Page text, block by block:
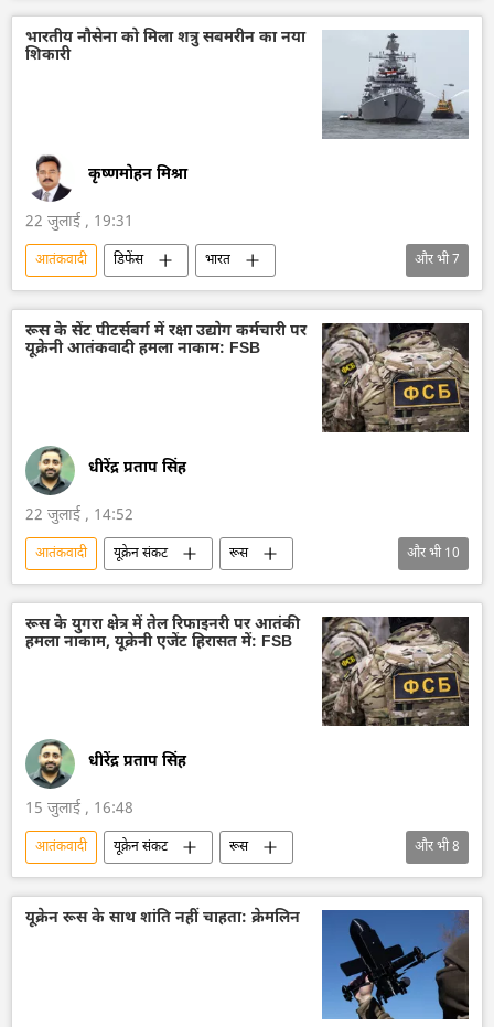
यूक्रेन
ड्रोन हमला
इंडोनेशिया
द्विपक्षीय रिश्ते
भारतीय नौसेना को मिला शत्रु सबमरीन का नया
शिकारी
कृष्णमोहन मिश्रा
22 जुलाई , 19:31
आतंकवादी डिफेंस
भारत
भारतीय नौसेना
कोलकाता
मुंबई
2008 के मुंबई हमले
अरब सागर
हिंद-प्रशांत क्षेत्र
युद्धपोत
और भी7
रूस के सेंट पीटर्सबर्ग में रक्षा उद्योग कर्मचारी पर
यूक्रेनी आतंकवादी हमला नाकाम: FSB
धीरेंद्र प्रताप सिंह
22 जुलाई , 14:52
आतंकवादी यूक्रेन संकट
रूस
रूस का विकास
मास्को
यूक्रेन सशस्त्र बल
यूक्रेन
यूक्रेन की सुरक्षा सेवा (SBU)
यूक्रेन का जवाबी हमला
और भी10
रूस के युगरा क्षेत्र में तेल रिफाइनरी पर आतंकी
हमला नाकाम, यूक्रेनी एजेंट हिरासत में: FSB
धीरेंद्र प्रताप सिंह
15 जुलाई , 16:48
आतंकवादी यूक्रेन संकट
रूस
रूस का विकास
मास्को
व्लादिमीर पुतिन
विशेष सैन्य अभियान
यूक्रेन सशस्त्र बल
और भी8
यूक्रेन रूस के साथ शांति नहीं चाहता: क्रेमलिन